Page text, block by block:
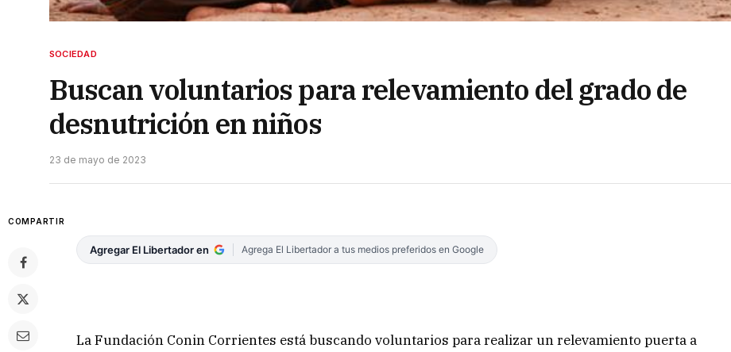
SOCIEDAD
Buscan voluntarios para relevamiento del grado de
desnutrición en niños
23 de mayo de 2023
COMPARTIR
Agregar El Libertador en Agrega El Libertador a tus medios preferidos en Google
La Fundación Conin Corrientes está buscando voluntarios para realizar un relevamiento puerta a